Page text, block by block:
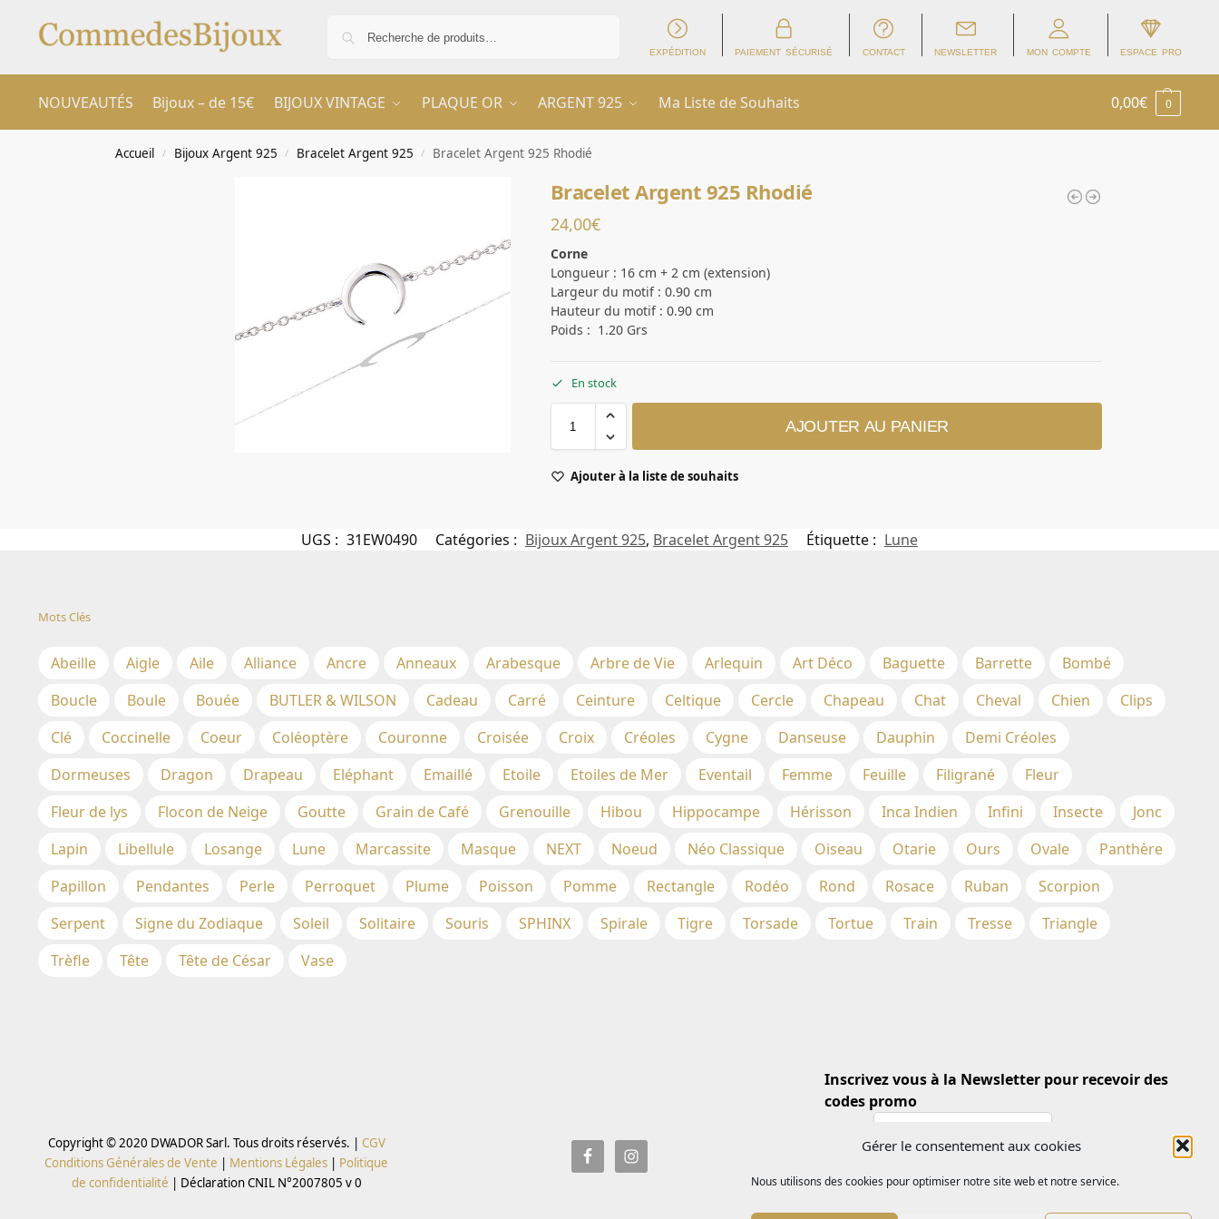
Gérer le consentement aux cookies
Nous utilisons des cookies pour optimiser notre site web et notre service.
EXPÉDITION PAIEMENT SÉCURISÉ CONTACT NEWSLETTER MON COMPTE ESPACE PRO
NOUVEAUTÉS Bijoux – de 15€ BIJOUX VINTAGE PLAQUE OR ARGENT 925 Ma Liste de Souhaits 0,00€ 0
Accueil / Bijoux Argent 925 / Bracelet Argent 925 / Bracelet Argent 925 Rhodié
Bracelet Argent 925 Rhodié
24,00€
Corne
Longueur : 16 cm + 2 cm (extension)
Largeur du motif : 0.90 cm
Hauteur du motif : 0.90 cm
Poids : 1.20 Grs
En stock
AJOUTER AU PANIER
Ajouter à la liste de souhaits
UGS : 31EW0490 Catégories : Bijoux Argent 925, Bracelet Argent 925 Étiquette : Lune
Mots Clés
Abeille Aigle Aile Alliance Ancre Anneaux Arabesque Arbre de Vie Arlequin Art Déco Baguette Barrette
Bombé
Boucle
Boule Bouée BUTLER & WILSON Cadeau Carré Ceinture Celtique Cercle Chapeau Chat Cheval Chien
Clips
Clé
Coccinelle Coeur Coléoptère Couronne Croisée Croix Créoles Cygne Danseuse Dauphin
Demi Créoles
Dormeuses
Dragon Drapeau Eléphant Emaillé Etoile Etoiles de Mer Eventail Femme Feuille Filigrané
Fleur
Fleur de lys
Flocon de Neige Goutte Grain de Café Grenouille Hibou Hippocampe Hérisson Inca Indien Infini Insecte
Jonc
Lapin
Libellule Losange Lune Marcassite Masque NEXT Noeud Néo Classique Oiseau Otarie Ours Ovale
Panthère
Papillon
Pendantes Perle Perroquet Plume Poisson Pomme Rectangle Rodéo Rond Rosace Ruban
Scorpion
Serpent
Signe du Zodiaque Soleil Solitaire Souris SPHINX Spirale Tigre Torsade Tortue Train Tresse
Triangle
Trèfle
Tête Tête de César Vase
Copyright © 2020 DWADOR Sarl. Tous droits réservés. | CGV
Conditions Générales de Vente
Mentions Légales
Politique
de confidentialité
Déclaration CNIL N°2007805 v 0
Inscrivez vous à la Newsletter pour recevoir des
codes promo